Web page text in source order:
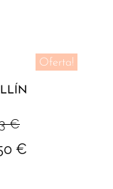
Oferta!
€
€